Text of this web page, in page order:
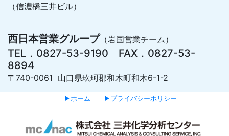
（信濃橋三井ビル）
西日本営業グループ （岩国営業チーム）
TEL．0827-53-9190 FAX．0827-53-
8894
〒740-0061 山口県玖珂郡和木町和木6-1-2
▶ホーム ▶プライバシーポリシー